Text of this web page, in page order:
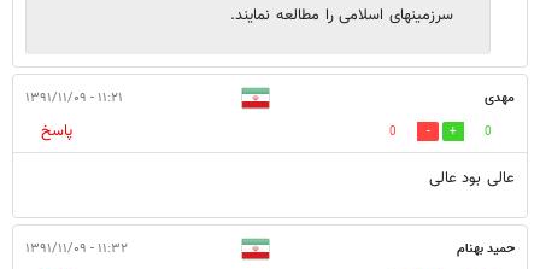
سرزمینهای اسلامی را مطالعه نمایند.
مهدی ۱۱:۲۱ - ۱۳۹۱/۱۱/۰۹
0
0
پاسخ
عالی بود عالی
حميد بهنام ۱۱:۳۲ - ۱۳۹۱/۱۱/۰۹